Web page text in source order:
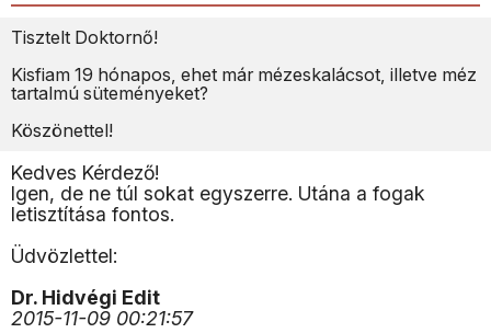
Tisztelt Doktornő!
Kisfiam 19 hónapos, ehet már mézeskalácsot, illetve méz
tartalmú süteményeket?
Köszönettel!
Kedves Kérdező!
Igen, de ne túl sokat egyszerre. Utána a fogak
letisztítása fontos.
Üdvözlettel:
Dr. Hidvégi Edit
2015-11-09 00:21:57